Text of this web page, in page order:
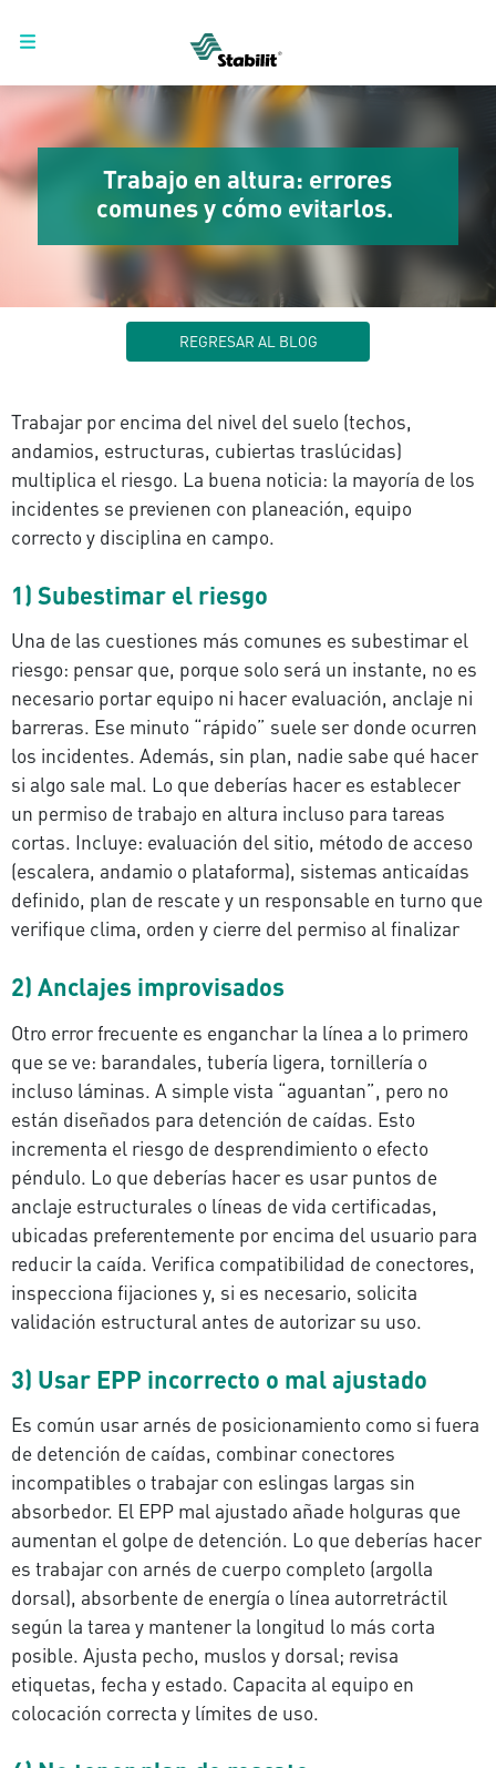
Trabajo en altura: errores
comunes y cómo evitarlos.
REGRESAR AL BLOG
Trabajar por encima del nivel del suelo (techos,
andamios, estructuras, cubiertas traslúcidas)
multiplica el riesgo. La buena noticia: la mayoría de los
incidentes se previenen con planeación, equipo
correcto y disciplina en campo.
1) Subestimar el riesgo
Una de las cuestiones más comunes es subestimar el
riesgo: pensar que, porque solo será un instante, no es
necesario portar equipo ni hacer evaluación, anclaje ni
barreras. Ese minuto “rápido” suele ser donde ocurren
los incidentes. Además, sin plan, nadie sabe qué hacer
si algo sale mal. Lo que deberías hacer es establecer
un permiso de trabajo en altura incluso para tareas
cortas. Incluye: evaluación del sitio, método de acceso
(escalera, andamio o plataforma), sistemas anticaídas
definido, plan de rescate y un responsable en turno que
verifique clima, orden y cierre del permiso al finalizar
2) Anclajes improvisados
Otro error frecuente es enganchar la línea a lo primero
que se ve: barandales, tubería ligera, tornillería o
incluso láminas. A simple vista “aguantan”, pero no
están diseñados para detención de caídas. Esto
incrementa el riesgo de desprendimiento o efecto
péndulo. Lo que deberías hacer es usar puntos de
anclaje estructurales o líneas de vida certificadas,
ubicadas preferentemente por encima del usuario para
reducir la caída. Verifica compatibilidad de conectores,
inspecciona fijaciones y, si es necesario, solicita
validación estructural antes de autorizar su uso.
3) Usar EPP incorrecto o mal ajustado
Es común usar arnés de posicionamiento como si fuera
de detención de caídas, combinar conectores
incompatibles o trabajar con eslingas largas sin
absorbedor. El EPP mal ajustado añade holguras que
aumentan el golpe de detención. Lo que deberías hacer
es trabajar con arnés de cuerpo completo (argolla
dorsal), absorbente de energía o línea autorretráctil
según la tarea y mantener la longitud lo más corta
posible. Ajusta pecho, muslos y dorsal; revisa
etiquetas, fecha y estado. Capacita al equipo en
colocación correcta y límites de uso.